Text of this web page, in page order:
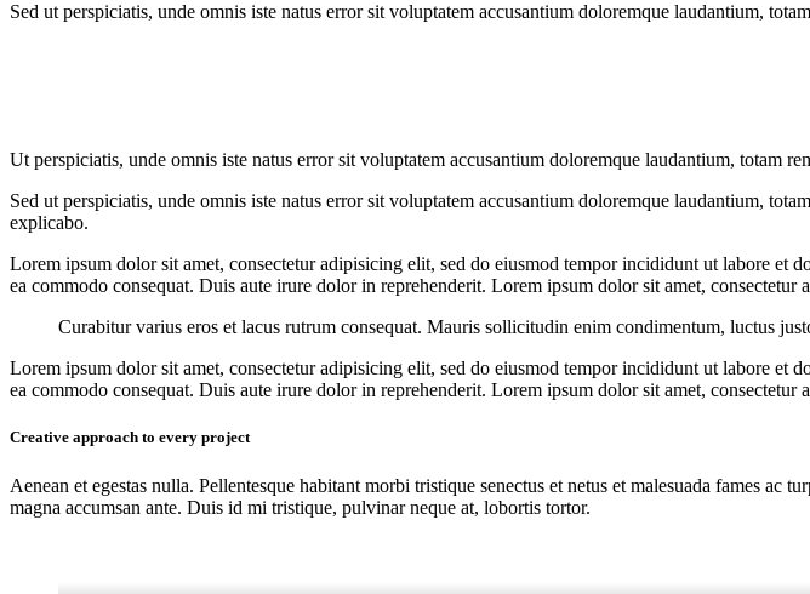
Sed ut perspiciatis, unde omnis iste natus error sit voluptatem accusantium doloremque laudantium,
Ut perspiciatis, unde omnis iste natus error sit voluptatem accusantium doloremque laudantium, totam
Sed ut perspiciatis, unde omnis iste natus error sit voluptatem accusantium doloremque laudantium,
explicabo.
Lorem ipsum dolor sit amet, consectetur adipisicing elit, sed do eiusmod tempor incididunt ut labore
ea commodo consequat. Duis aute irure dolor in reprehenderit. Lorem ipsum dolor sit amet, consectetur
Curabitur varius eros et lacus rutrum consequat. Mauris sollicitudin enim condimentum, luctus
Lorem ipsum dolor sit amet, consectetur adipisicing elit, sed do eiusmod tempor incididunt ut labore
ea commodo consequat. Duis aute irure dolor in reprehenderit. Lorem ipsum dolor sit amet, consectetur
Creative approach to every project
Aenean et egestas nulla. Pellentesque habitant morbi tristique senectus et netus et malesuada fames
magna accumsan ante. Duis id mi tristique, pulvinar neque at, lobortis tortor.